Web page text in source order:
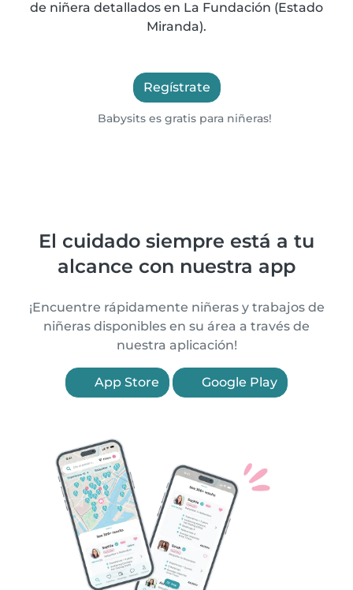
de niñera detallados en La Fundación (Estado
Miranda).
Regístrate
Babysits es gratis para niñeras!
El cuidado siempre está a tu
alcance con nuestra app
¡Encuentre rápidamente niñeras y trabajos de
niñeras disponibles en su área a través de
nuestra aplicación!
App Store Google Play